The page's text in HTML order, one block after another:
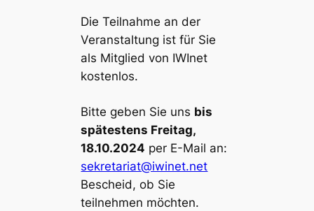
Die Teilnahme an der
Veranstaltung ist für Sie
als Mitglied von IWInet
kostenlos.
Bitte geben Sie uns bis
spätestens Freitag,
18.10.2024 per E-Mail an:
sekretariat@iwinet.net
Bescheid, ob Sie
teilnehmen möchten.